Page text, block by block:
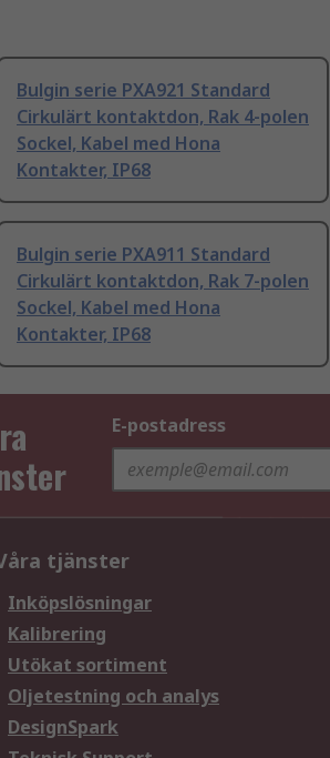
Bulgin serie PXA921 Standard
Cirkulärt kontaktdon, Rak 4-polen
Sockel, Kabel med Hona
Kontakter, IP68
Bulgin serie PXA911 Standard
Cirkulärt kontaktdon, Rak 7-polen
Sockel, Kabel med Hona
Kontakter, IP68
E-postadress
tjänster
Inköpslösningar
Kalibrering
Utökat sortiment
Oljetestning och analys
DesignSpark